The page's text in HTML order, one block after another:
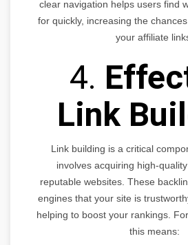
clear navigation helps users find
for quickly, increasing the
your affiliate
4.
Link
Link building is a critical
involves acquiring high-
reputable websites. These
engines that your site is
helping to boost your rankings.
this means: